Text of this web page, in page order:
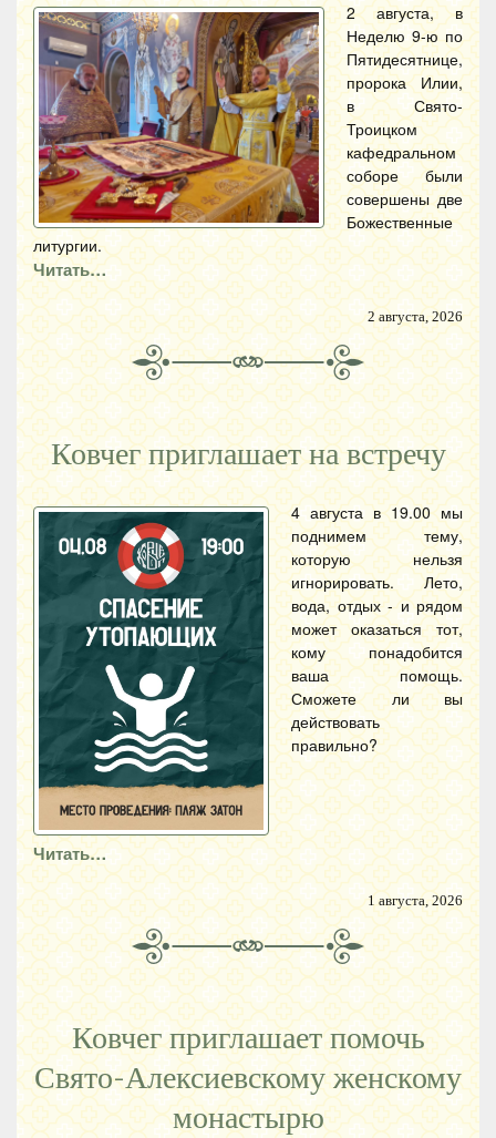
2 августа, в
Неделю 9-ю по
Пятидесятнице,
пророка Илии,
в Свято-
Троицком
кафедральном
соборе были
совершены две
Божественные
литургии.
Читать…
2 августа, 2026
Ковчег приглашает на встречу
4 августа в 19.00 мы
поднимем тему,
которую нельзя
игнорировать. Лето,
вода, отдых - и рядом
может оказаться тот,
кому понадобится
ваша помощь.
Сможете ли вы
действовать
правильно?
Читать…
1 августа, 2026
Ковчег приглашает помочь
Свято-Алексиевскому женскому
монастырю